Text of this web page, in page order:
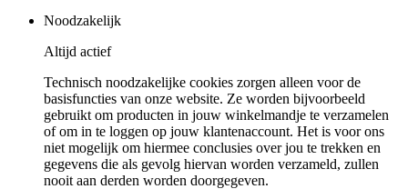
Noodzakelijk
Altijd actief
Technisch noodzakelijke cookies zorgen alleen voor de
basisfuncties van onze website. Ze worden bijvoorbeeld
gebruikt om producten in jouw winkelmandje te verzamelen
of om in te loggen op jouw klantenaccount. Het is voor ons
niet mogelijk om hiermee conclusies over jou te trekken en
gegevens die als gevolg hiervan worden verzameld, zullen
nooit aan derden worden doorgegeven.